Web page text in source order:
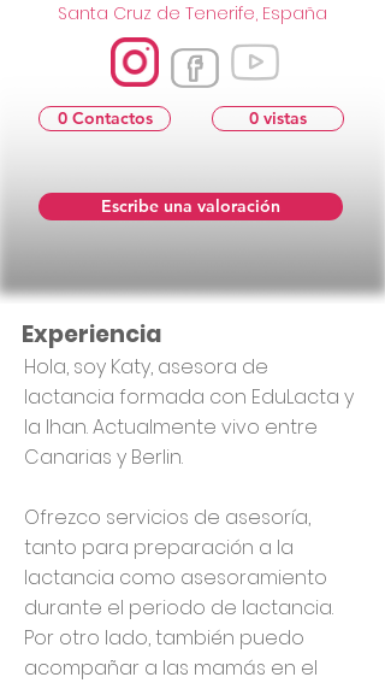
Escribe una valoración
0 Contactos
Santa Cruz de Tenerife, España
0 vistas
Hola, soy Katy, asesora de
lactancia formada con EduLacta y
la Ihan. Actualmente vivo entre
Canarias y Berlin.
Ofrezco servicios de asesoría,
tanto para preparación a la
lactancia como asesoramiento
durante el periodo de lactancia.
Por otro lado, también puedo
acompañar a las mamás en el
Experiencia